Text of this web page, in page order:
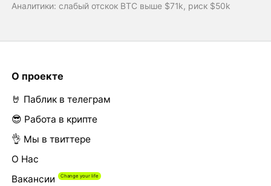
Аналитики: слабый отскок BTC выше $71k, риск $50k
О проекте
🤘 Паблик в телеграм
😎 Работа в крипте
👌 Мы в твиттере
О Нас
Вакансии